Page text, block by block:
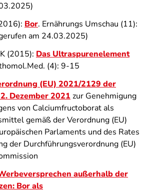
Bor. Ernährungs Umschau (11):
am 24.03.2025)
(2015): Das Ultraspurenelement
(4): 9-15
(EU) 2021/2129 der
Dezember 2021 zur Genehmigung
von Calciumfructoborat als
gemäß der Verordnung (EU)
Parlaments und des Rates
der Durchführungsverordnung (EU)
außerhalb der
Bor als